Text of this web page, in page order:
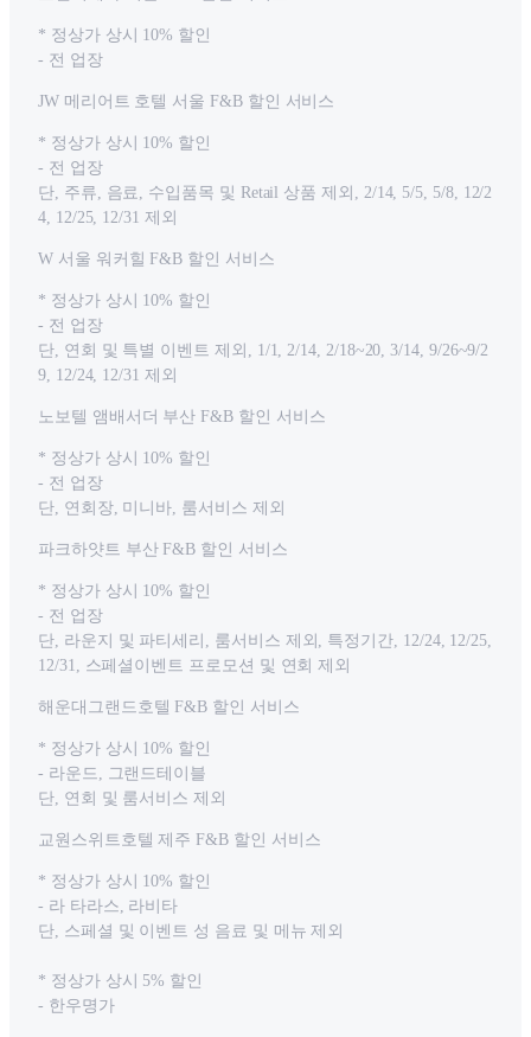
* 정상가 상시 10% 할인
- 전 업장
JW 메리어트 호텔 서울 F&B 할인 서비스
* 정상가 상시 10% 할인
- 전 업장
단, 주류, 음료, 수입품목 및 Retail 상품 제외, 2/14, 5/5, 5/8, 12/2
4, 12/25, 12/31 제외
W 서울 워커힐 F&B 할인 서비스
* 정상가 상시 10% 할인
- 전 업장
단, 연회 및 특별 이벤트 제외, 1/1, 2/14, 2/18~20, 3/14, 9/26~9/2
9, 12/24, 12/31 제외
노보텔 앰배서더 부산 F&B 할인 서비스
* 정상가 상시 10% 할인
- 전 업장
단, 연회장, 미니바, 룸서비스 제외
파크하얏트 부산 F&B 할인 서비스
* 정상가 상시 10% 할인
- 전 업장
단, 라운지 및 파티세리, 룸서비스 제외, 특정기간, 12/24, 12/25,
12/31, 스페셜이벤트 프로모션 및 연회 제외
해운대그랜드호텔 F&B 할인 서비스
* 정상가 상시 10% 할인
- 라운드, 그랜드테이블
단, 연회 및 룸서비스 제외
교원스위트호텔 제주 F&B 할인 서비스
* 정상가 상시 10% 할인
- 라 타라스, 라비타
단, 스페셜 및 이벤트 성 음료 및 메뉴 제외
* 정상가 상시 5% 할인
- 한우명가